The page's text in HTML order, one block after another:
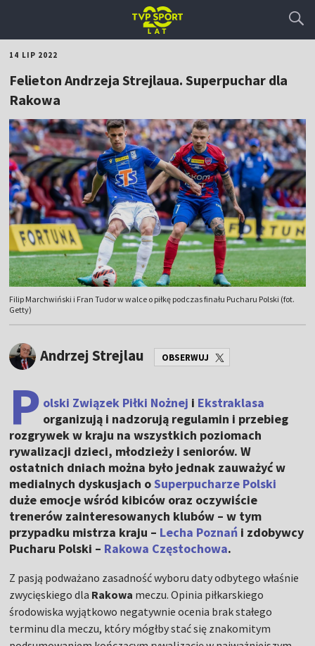
14 LIP 2022
Felieton Andrzeja Strejlaua. Superpuchar dla
Rakowa
Filip Marchwiński i Fran Tudor w walce o piłkę podczas finału Pucharu Polski (fot.
Getty)
Andrzej Strejlau OBSERWUJ
P olski Związek Piłki Nożnej i Ekstraklasa
organizują i nadzorują regulamin i przebieg
rozgrywek w kraju na wszystkich poziomach
rywalizacji dzieci, młodzieży i seniorów. W
ostatnich dniach można było jednak zauważyć w
medialnych dyskusjach oSuperpucharze Polski
duże emocje wśród kibiców oraz oczywiście
trenerów zainteresowanych klubów – w tym
przypadku mistrza kraju – Lecha Poznań i zdobywcy
Pucharu Polski – Rakowa Częstochowa.
Z pasją podważano zasadność wyboru daty odbytego właśnie
zwycięskiego dla Rakowa meczu. Opinia piłkarskiego
środowiska wyjątkowo negatywnie ocenia brak stałego
terminu dla meczu, który mógłby stać się znakomitym